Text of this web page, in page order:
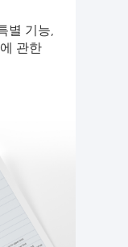
별 기능,
관한